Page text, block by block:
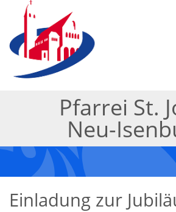
Pfarrei St.
Neu-
Einladung zur